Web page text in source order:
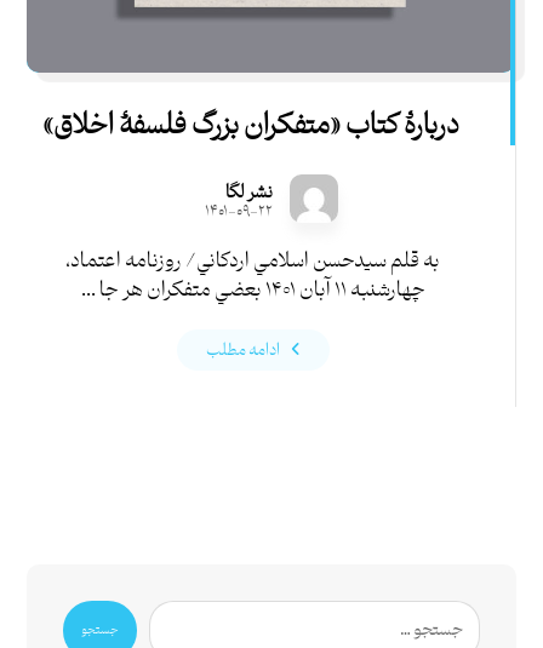
دربارۀ کتاب «متفكران بزرگ فلسفۀ اخلاق»
نشر لگا
۱۴۰۱-۰۹-۲۲
به قلم سيدحسن اسلامي اردكاني/ روزنامه اعتماد،
چهارشنبه ۱۱ آبان ۱۴۰۱ بعضي متفكران هر جا ...
ادامه مطلب
جستجو